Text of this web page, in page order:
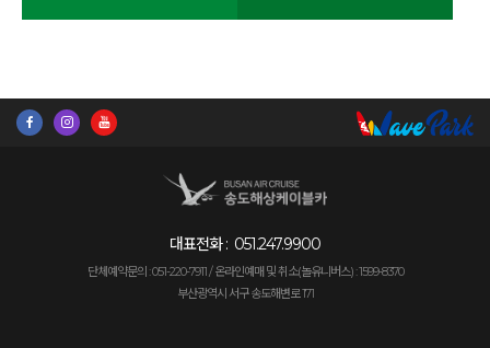
대표전화 : 051.247.9900
단체예약문의 : 051-220-7911 / 온라인예매 및 취소(놀유니버스) : 1599-8370
부산광역시 서구 송도해변로 171